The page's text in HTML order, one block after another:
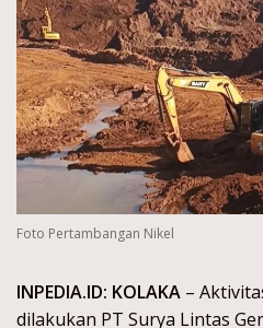
Foto Pertambangan Nikel
INPEDIA.ID: KOLAKA –
dilakukan PT Surya Lintas